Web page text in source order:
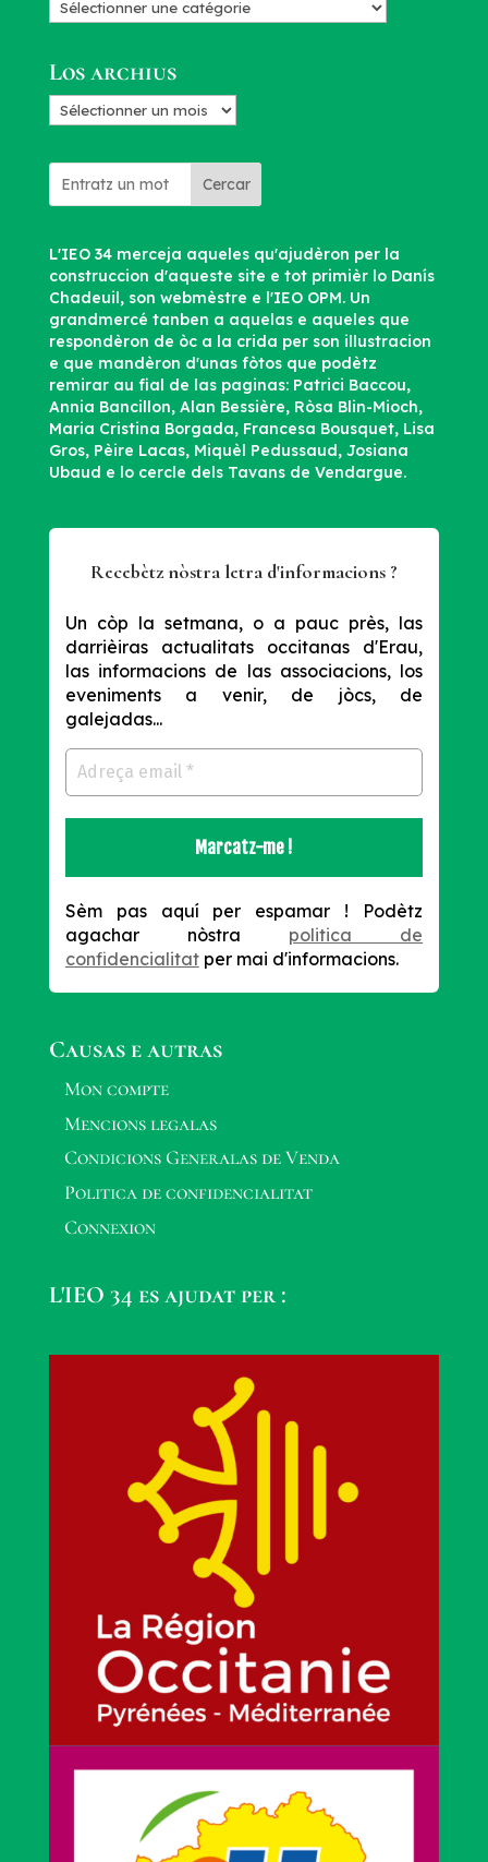
Categorias
Los archius
Los
Cercar
L'IEO 34 merceja aqueles qu'ajudèron per la
construccion d'aqueste site e tot primièr lo Danís
Chadeuil, son webmèstre e l'IEO OPM. Un
grandmercé tanben a aquelas e aqueles que
respondèron de òc a la crida per son illustracion
e que mandèron d'unas fòtos que podètz
remirar au fial de las paginas: Patrici Baccou,
Annia Bancillon, Alan Bessière, Ròsa Blin-Mioch,
Maria Cristina Borgada, Francesa Bousquet, Lisa
Gros, Pèire Lacas, Miquèl Pedussaud, Josiana
Ubaud e lo cercle dels Tavans de Vendargue.
Recebètz nòstra letra d'informacions ?
Un còp la setmana, o a pauc près, las
darrièiras actualitats occitanas d'Erau,
las informacions de las associacions, los
eveniments a venir, de jòcs, de
galejadas...
Sèm pas aquí per espamar !
Podètz
agachar nòstra politica de
confidencialitatper mai d'informacions.
Causas e autras
Mon compte
Mencions legalas
Condicions Generalas de Venda
Politica de confidencialitat
Connexion
L'IEO 34 es ajudat per :